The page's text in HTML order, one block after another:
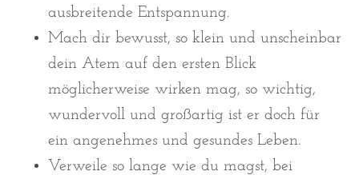
ausbreitende Entspannung.
Mach dir bewusst, so klein und unscheinbar
dein Atem auf den ersten Blick
möglicherweise wirken mag, so wichtig,
wundervoll und großartig ist er doch für
ein angenehmes und gesundes Leben.
Verweile so lange wie du magst, bei